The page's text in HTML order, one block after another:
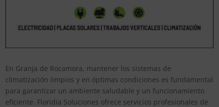
En Granja de Rocamora, mantener los sistemas de
climatización limpios y en óptimas condiciones es fundamental
para garantizar un ambiente saludable y un funcionamiento
eficiente. Floridia Soluciones ofrece servicios profesionales de